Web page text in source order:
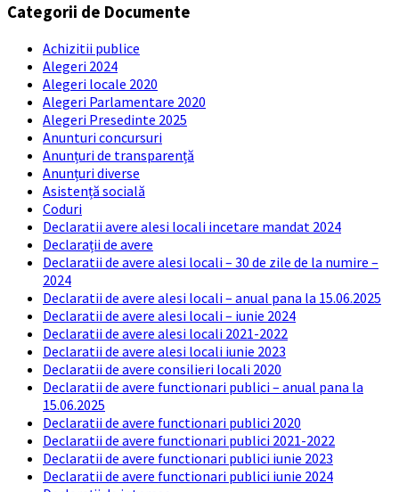
Categorii de Documente
Achizitii publice
Alegeri 2024
Alegeri locale 2020
Alegeri Parlamentare 2020
Alegeri Presedinte 2025
Anunturi concursuri
Anunțuri de transparență
Anunțuri diverse
Asistență socială
Coduri
Declaratii avere alesi locali incetare mandat 2024
Declarații de avere
Declaratii de avere alesi locali – 30 de zile de la numire –
2024
Declaratii de avere alesi locali – anual pana la 15.06.2025
Declaratii de avere alesi locali – iunie 2024
Declaratii de avere alesi locali 2021-2022
Declaratii de avere alesi locali iunie 2023
Declaratii de avere consilieri locali 2020
Declaratii de avere functionari publici – anual pana la
15.06.2025
Declaratii de avere functionari publici 2020
Declaratii de avere functionari publici 2021-2022
Declaratii de avere functionari publici iunie 2023
Declaratii de avere functionari publici iunie 2024